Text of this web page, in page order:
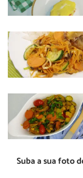
Suba a sua foto